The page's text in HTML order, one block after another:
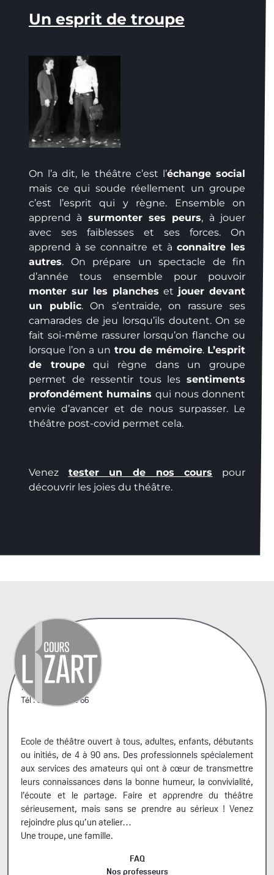
Un esprit de troupe
On l’a dit, le théâtre c’est l’échange social
mais ce qui soude réellement un groupe
c’est l’esprit qui y règne. Ensemble on
apprend à surmonter ses peurs, à jouer
avec ses faiblesses et ses forces. On
apprend à se connaitre et à connaitre les
autres. On prépare un spectacle de fin
d’année tous ensemble pour pouvoir
monter sur les planches et jouer devant
un public. On s’entraide, on rassure ses
camarades de jeu lorsqu’ils doutent. On se
fait soi-même rassurer lorsqu’on flanche ou
lorsque l’on a un trou de mémoire. L’esprit
de troupequi règne dans un groupe
permet de ressentir tous les sentiments
profondément humains qui nous donnent
envie d’avancer et de nous surpasser. Le
théâtre post-covid permet cela.
Venez tester un de nos cours pour
découvrir les joies du théâtre.
42, rue A. Penaud
75020 Paris
Tél : 06 44 66 99 66
Ecole de théâtre ouvert à tous, adultes, enfants, débutants
ou initiés, de 4 à 90 ans. Des professionnels spécialement
aux services des amateurs qui ont à cœur de transmettre
leurs connaissances dans la bonne humeur, la convivialité,
l’écoute et le partage. Faire et apprendre du théâtre
sérieusement, mais sans se prendre au sérieux ! Venez
rejoindre plus qu’un atelier…
Une troupe, une famille.
FAQ
Nos professeurs